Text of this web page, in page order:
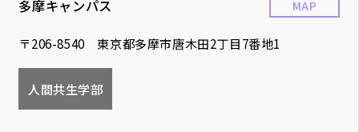
多摩キャンパス
〒206-8540 東京都多摩市唐木田2丁目7番地1
MAP
人間共生学部